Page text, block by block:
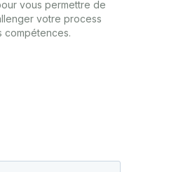
vous permettre de
votre process
compétences.